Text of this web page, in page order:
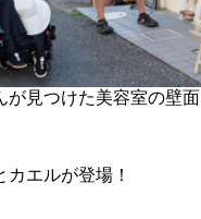
が見つけた美容室の壁
カエルが登場！